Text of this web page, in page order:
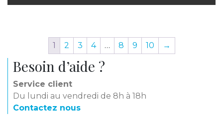
Besoin d’aide ?
Service client
Du lundi au vendredi de 8h à 18h
Contactez nous
1 2 3 4 … 8 9 10 →